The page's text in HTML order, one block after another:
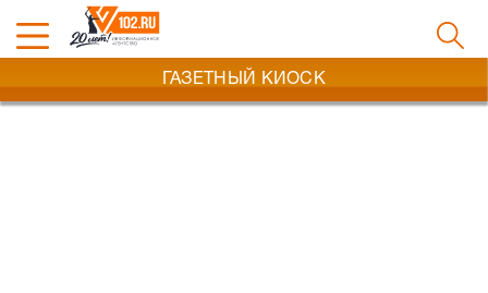
ГАЗЕТНЫЙ КИОСК